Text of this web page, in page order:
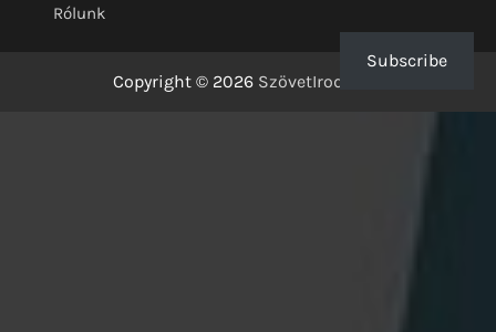
Rólunk
Copyright © 2026 SzövetIrodalom
Subscribe